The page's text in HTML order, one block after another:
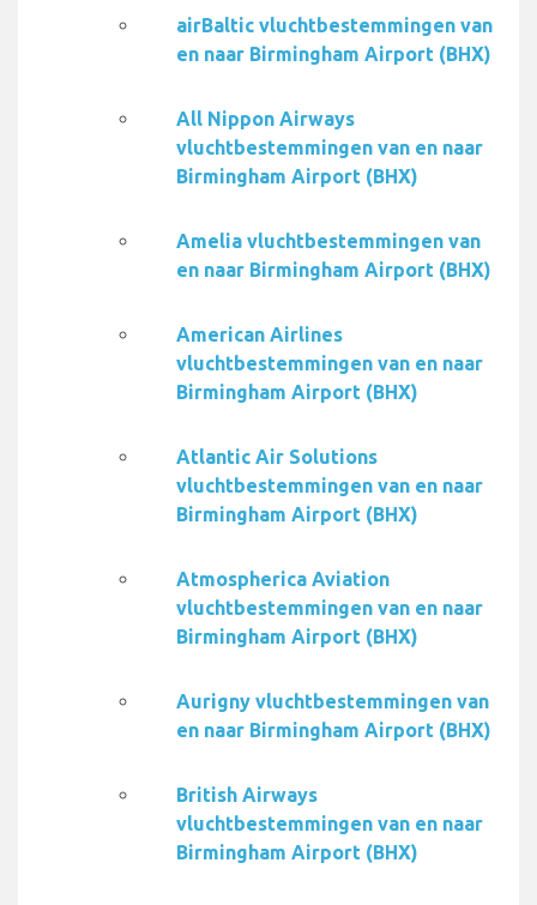
airBaltic vluchtbestemmingen van
en naar Birmingham Airport (BHX)
All Nippon Airways
vluchtbestemmingen van en naar
Birmingham Airport (BHX)
Amelia vluchtbestemmingen van
en naar Birmingham Airport (BHX)
American Airlines
vluchtbestemmingen van en naar
Birmingham Airport (BHX)
Atlantic Air Solutions
vluchtbestemmingen van en naar
Birmingham Airport (BHX)
Atmospherica Aviation
vluchtbestemmingen van en naar
Birmingham Airport (BHX)
Aurigny vluchtbestemmingen van
en naar Birmingham Airport (BHX)
British Airways
vluchtbestemmingen van en naar
Birmingham Airport (BHX)